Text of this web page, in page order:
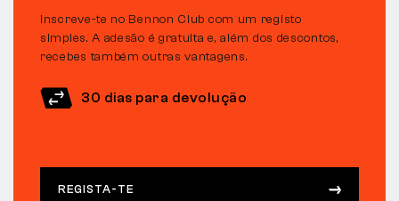
Inscreve-te no Bennon Club com um registo
simples. A adesão é gratuita e, além dos descontos,
recebes também outras vantagens.
30 dias para devolução
REGISTA-TE